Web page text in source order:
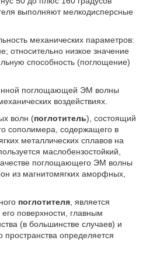
выполняют мелкодисперсные
механических параметров:
относительно низкое значение
способность (поглощение)
поглощающей ЭМ волны
воздействиях.
волн (поглотитель), состоящий
сополимера, содержащего в
металлических сплавов на
маслобензостойкий,
поглощающего ЭМ волны
из магнитомягких аморфных,
поглотителя , является
поверхности, главным
(в большинстве случаев) и
определяется